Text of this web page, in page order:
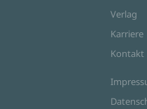
Verlag
Karriere
Kontakt